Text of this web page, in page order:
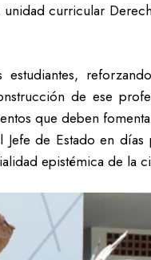
curricular
de ese
que deben
de Estado en
epistémica de la